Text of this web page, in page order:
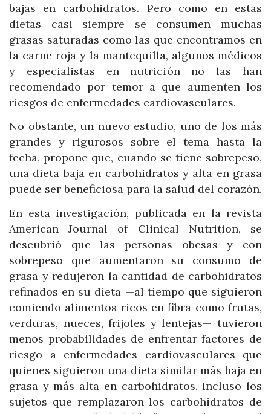
bajas en carbohidratos. Pero como en estas
dietas casi siempre se consumen muchas
grasas saturadas como las que encontramos en
la carne roja y la mantequilla, algunos médicos
y especialistas en nutrición no las han
recomendado por temor a que aumenten los
riesgos de enfermedades cardiovasculares.
No obstante, un nuevo estudio, uno de los más
grandes y rigurosos sobre el tema hasta la
fecha, propone que, cuando se tiene sobrepeso,
una dieta baja en carbohidratos y alta en grasa
puede ser beneficiosa para la salud del corazón.
En esta investigación, publicada en la revista
American Journal of Clinical Nutrition, se
descubrió que las personas obesas y con
sobrepeso que aumentaron su consumo de
grasa y redujeron la cantidad de carbohidratos
refinados en su dieta —al tiempo que siguieron
comiendo alimentos ricos en fibra como frutas,
verduras, nueces, frijoles y lentejas— tuvieron
menos probabilidades de enfrentar factores de
riesgo a enfermedades cardiovasculares que
quienes siguieron una dieta similar más baja en
grasa y más alta en carbohidratos. Incluso los
sujetos que remplazaron los carbohidratos de